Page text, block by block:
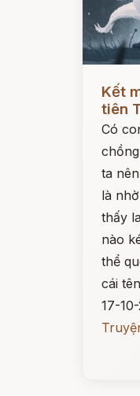
Đọc ngay
Kết
tiên
Có
ta
là
thấy
nào
thể
cái
17-